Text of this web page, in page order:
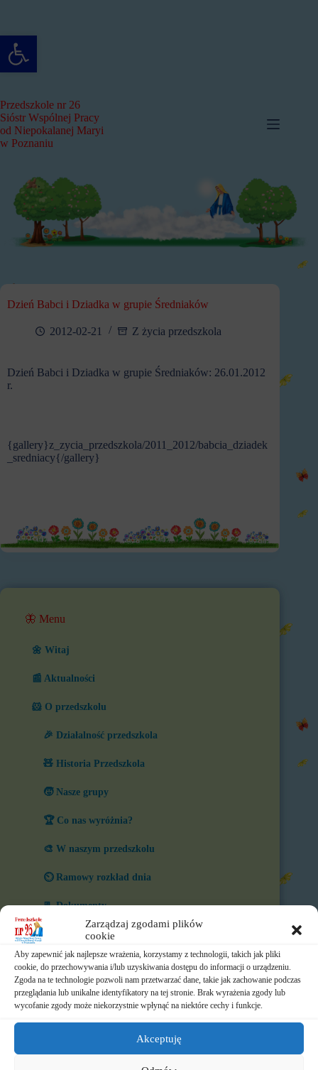
Otwórz pasek narzędzi
Zarządzaj zgodami plików
cookie
Aby zapewnić jak najlepsze wrażenia, korzystamy z technologii, takich jak pliki
cookie, do przechowywania i/lub uzyskiwania dostępu do informacji o urządzeniu.
Zgoda na te technologie pozwoli nam przetwarzać dane, takie jak zachowanie podczas
przeglądania lub unikalne identyfikatory na tej stronie. Brak wyrażenia zgody lub
wycofanie zgody może niekorzystnie wpłynąć na niektóre cechy i funkcje.
Akceptuję
Przedszkole nr 26
Sióstr Wspólnej Pracy
od Niepokalanej Maryi
w Poznaniu
Dzień Babci i Dziadka w grupie Średniaków
2012-02-21 Z życia przedszkola
Dzień Babci i Dziadka w grupie Średniaków: 26.01.2012
r.
{gallery}z_zycia_przedszkola/2011_2012/babcia_dziadek
_sredniacy{/gallery}
🦋 Menu
🌼 Witaj
📰 Aktualności
🐹 O przedszkolu
🎉 Działalność przedszkola
🧸 Historia Przedszkola
🧒 Nasze grupy
🏆 Co nas wyróżnia?
🎨 W naszym przedszkolu
⏲️ Ramowy rozkład dnia
📃 Dokumenty
⛪ Historia Zgromadzenia
📧 Kontakt
📸 Albumy